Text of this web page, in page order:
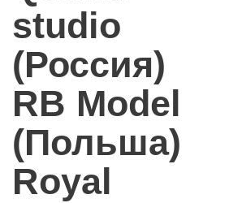
studio
(Россия)
RB Model
(Польша)
Royal